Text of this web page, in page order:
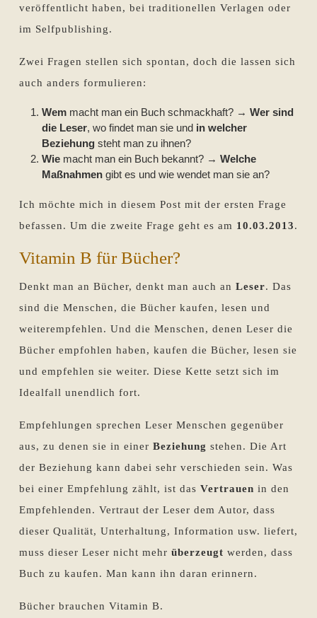
veröffentlicht haben, bei traditionellen Verlagen oder
im Selfpublishing.
Zwei Fragen stellen sich spontan, doch die lassen sich
auch anders formulieren:
Wem macht man ein Buch schmackhaft? → Wer sind
die Leser, wo findet man sie und in welcher
Beziehung steht man zu ihnen?
Wie macht man ein Buch bekannt? → Welche
Maßnahmen gibt es und wie wendet man sie an?
Ich möchte mich in diesem Post mit der ersten Frage
befassen. Um die zweite Frage geht es am 10.03.2013.
Vitamin B für Bücher?
Denkt man an Bücher, denkt man auch an Leser. Das
sind die Menschen, die Bücher kaufen, lesen und
weiterempfehlen. Und die Menschen, denen Leser die
Bücher empfohlen haben, kaufen die Bücher, lesen sie
und empfehlen sie weiter. Diese Kette setzt sich im
Idealfall unendlich fort.
Empfehlungen sprechen Leser Menschen gegenüber
aus, zu denen sie in einer Beziehung stehen. Die Art
der Beziehung kann dabei sehr verschieden sein. Was
bei einer Empfehlung zählt, ist das Vertrauen in den
Empfehlenden. Vertraut der Leser dem Autor, dass
dieser Qualität, Unterhaltung, Information usw. liefert,
muss dieser Leser nicht mehr überzeugt werden, dass
Buch zu kaufen. Man kann ihn daran erinnern.
Bücher brauchen Vitamin B.